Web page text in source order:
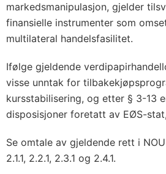
markedsmanipulasjon, gjelder
finansielle instrumenter som
multilateral handelsfasilitet.
Ifølge gjeldende
visse unntak for
kursstabilisering, og etter § 3-13
disposisjoner foretatt av EØS-
Se omtale av gjeldende rett i
2.1.1, 2.2.1, 2.3.1 og 2.4.1.